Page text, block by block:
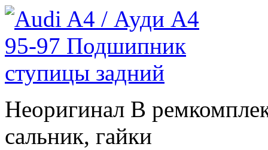
Неоригинал В
сальник, гайки